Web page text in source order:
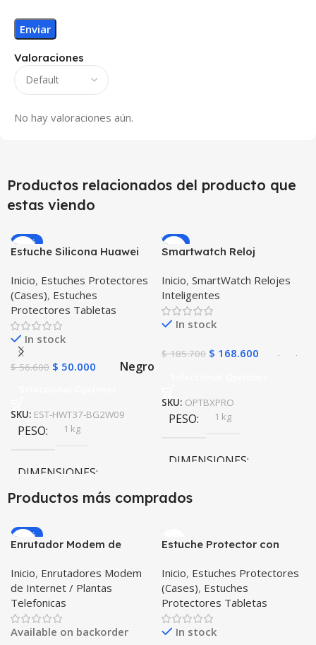
Valoraciones
No hay valoraciones aún.
Productos relacionados del producto que
estas viendo
-12%
Estuche Silicona Huawei
Inicio, Estuches Protectores
(Cases), Estuches
Protectores Tabletas
In stock
$56.600 $ 50.000 Negro
SKU: EST-HWT37-BG2W09
PESO 1 kg
DIMENSIONES
COLOR Negro
-9%
Smartwatch Reloj
BAND X PRO™
(Smartwatch p70)
Compatible Android IOS
Inicio, SmartWatch Relojes
Inteligentes
In stock
$185.700 $ 168.600
SKU: OPTBXPRO
PESO 1 kg
DIMENSIONES
20 × 20 × 20 cm
Productos más comprados
-20%
Enrutador Modem de
Libre Todo Operador 4G
LTE SIMCARD
Inicio, Enrutadores Modem
de Internet / Plantas
Telefonicas
Available on backorder
Estuche Protector con
Tablet Samsung Galaxy
Tab A8 10.5 2021 – 2022
SM-x200 SM-x205 Anti
golpes con soporte
Inicio, Estuches Protectores
(Cases), Estuches
Protectores Tabletas
In stock